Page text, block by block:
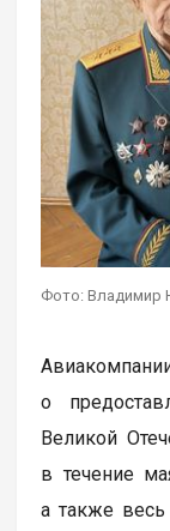
Фото: Владимир
о
Великой
в течение
а также весь